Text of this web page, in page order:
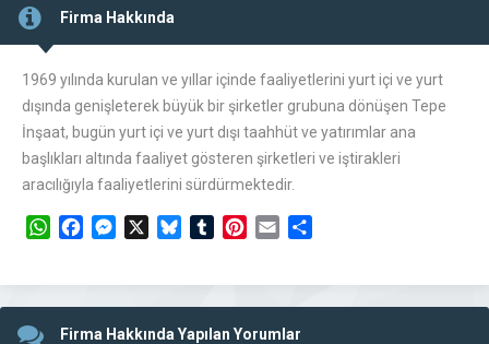
Firma Hakkında
1969 yılında kurulan ve yıllar içinde faaliyetlerini yurt içi ve yurt
dışında genişleterek büyük bir şirketler grubuna dönüşen Tepe
İnşaat, bugün yurt içi ve yurt dışı taahhüt ve yatırımlar ana
başlıkları altında faaliyet gösteren şirketleri ve iştirakleri
aracılığıyla faaliyetlerini sürdürmektedir.
WhatsAppFacebookMessengerBlueskyTumblrPinterest
Email
Firma Hakkında Yapılan Yorumlar